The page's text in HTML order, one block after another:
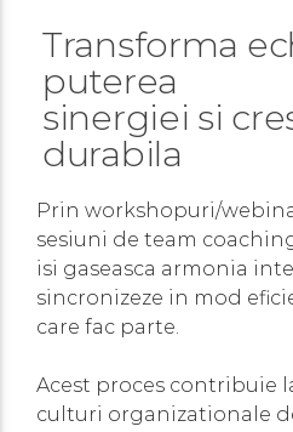
Transforma
puterea
sinergiei si
durabila
Prin workshopuri/
sesiuni de team
isi gaseasca armonia
sincronizeze in mod
care fac parte.
Acest proces contribuie
culturi organizationale